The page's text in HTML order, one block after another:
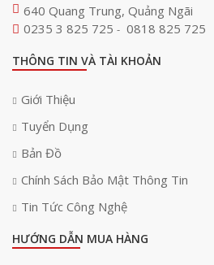
640 Quang Trung, Quảng Ngãi
0235 3 825 725 - 0818 825 725
THÔNG TIN VÀ TÀI KHOẢN
Giới Thiệu
Tuyển Dụng
Bản Đồ
Chính Sách Bảo Mật Thông Tin
Tin Tức Công Nghệ
HƯỚNG DẪN MUA HÀNG